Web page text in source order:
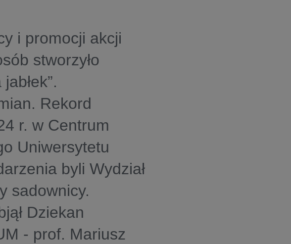
i promocji akcji
stworzyło
Rekord
r. w Centrum
Uniwersytetu
byli Wydział
sadownicy.
Dziekan
- prof. Mariusz